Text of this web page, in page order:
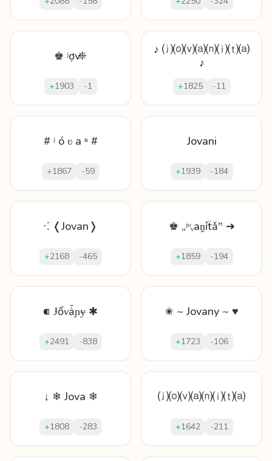
♚ ʲợѵ ❈
+1903 -1
♪ ⒥⒪⒱⒜⒩⒤⒯⒜
♪
+1825 -11
# ʲ ó ʋ a ⁿ #
+1867 -59
Jovani
+1939 -184
⁖ ❬Jovan❭
+2168 -465
♚ „ʲᵒᵥаṋỉẗǎ‟ ➜
+1859 -194
⁌ Ɉổνǡɲɏ ✱
+2491 -838
✬ ~ Jovany ~ ♥
+1723 -106
↓ ❄ Jova ❄
+1808 -283
⒥⒪⒱⒜⒩⒤⒯⒜
+1642 -211